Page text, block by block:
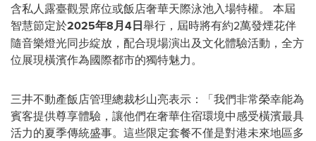
含私人露臺觀景席位或飯店奢華天際泳池入場特權。 本屆
智慧節定於2025年8月4日舉行，屆時將有約2萬發煙花伴
隨音樂燈光同步綻放，配合現場演出及文化體驗活動，全方
位展現橫濱作為國際都市的獨特魅力。
三井不動產飯店管理總裁杉山亮表示：「我們非常榮幸能為
賓客提供尊享體驗，讓他們在奢華住宿環境中感受橫濱最具
活力的夏季傳統盛事。這些限定套餐不僅是對港未來地區多